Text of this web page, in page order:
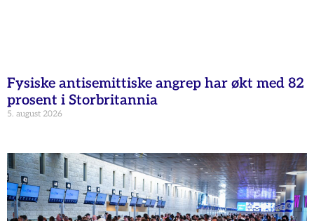
Fysiske antisemittiske angrep har økt med 82
prosent i Storbritannia
5. august 2026